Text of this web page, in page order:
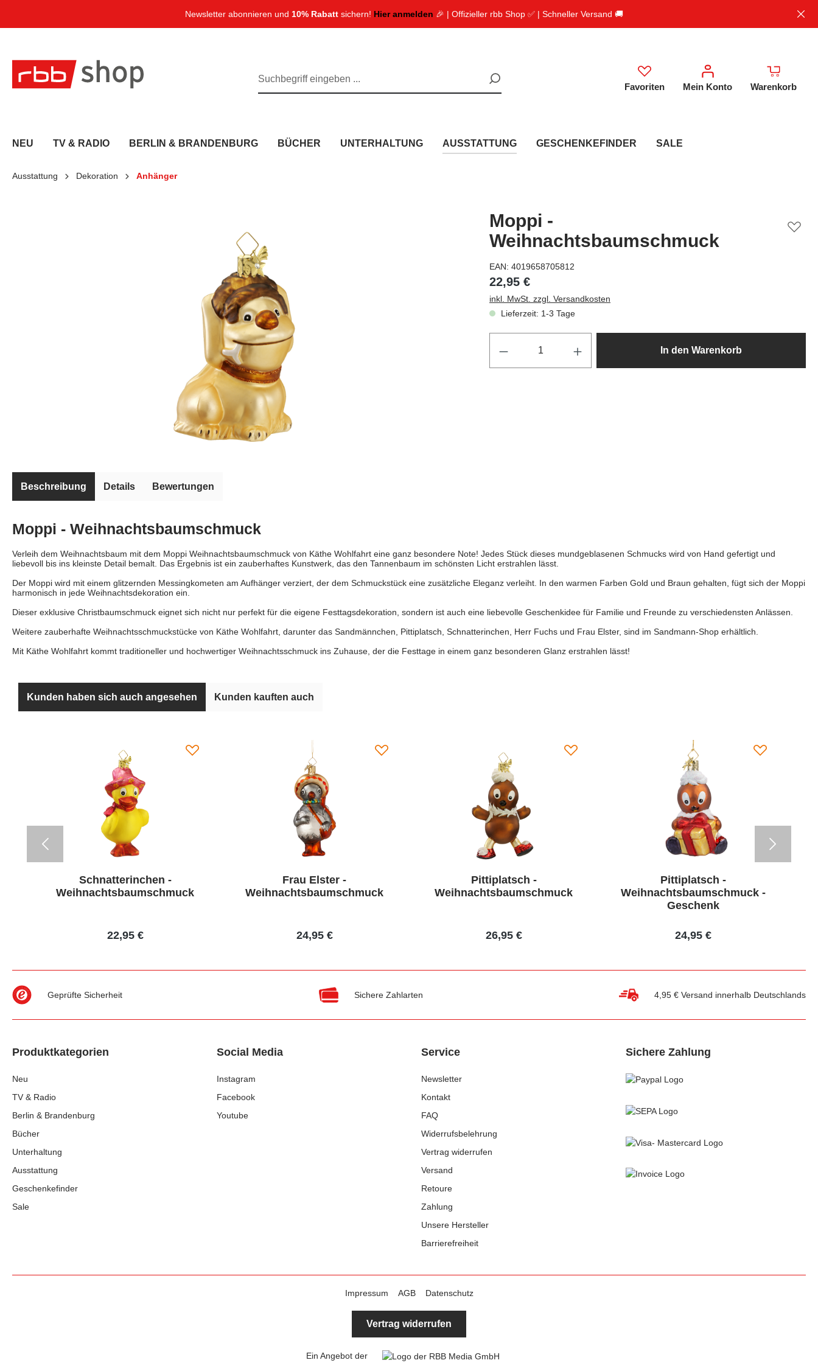
Newsletter abonnieren und 10% Rabatt sichern! Hier anmelden 🎉 | Offizieller rbb Shop ✅ | Schneller Versand 🚚
Favoriten Mein Konto Warenkorb
NEU TV & RADIO BERLIN & BRANDENBURG BÜCHER UNTERHALTUNG AUSSTATTUNG GESCHENKEFINDER SALE
Ausstattung Dekoration Anhänger
Moppi -
Weihnachtsbaumschmuck
EAN: 4019658705812
22,95 €
inkl. MwSt. zzgl. Versandkosten
Lieferzeit: 1-3 Tage
Produkt Anzahl: Gib den
In den Warenkorb
Beschreibung Details Bewertungen
Moppi - Weihnachtsbaumschmuck
Verleih dem Weihnachtsbaum mit dem Moppi Weihnachtsbaumschmuck von Käthe Wohlfahrt eine ganz besondere Note! Jedes Stück dieses mundgeblasenen Schmucks wird von Hand gefertigt und
liebevoll bis ins kleinste Detail bemalt. Das Ergebnis ist ein zauberhaftes Kunstwerk, das den Tannenbaum im schönsten Licht erstrahlen lässt.
Der Moppi wird mit einem glitzernden Messingkometen am Aufhänger verziert, der dem Schmuckstück eine zusätzliche Eleganz verleiht. In den warmen Farben Gold und Braun gehalten, fügt sich der Moppi
harmonisch in jede Weihnachtsdekoration ein.
Dieser exklusive Christbaumschmuck eignet sich nicht nur perfekt für die eigene Festtagsdekoration, sondern ist auch eine liebevolle Geschenkidee für Familie und Freunde zu verschiedensten Anlässen.
Weitere zauberhafte Weihnachtsschmuckstücke von Käthe Wohlfahrt, darunter das Sandmännchen, Pittiplatsch, Schnatterinchen, Herr Fuchs und Frau Elster, sind im Sandmann-Shop erhältlich.
Mit Käthe Wohlfahrt kommt traditioneller und hochwertiger Weihnachtsschmuck ins Zuhause, der die Festtage in einem ganz besonderen Glanz erstrahlen lässt!
Kunden haben sich auch angesehen Kunden kauften auch
Schnatterinchen -
Weihnachtsbaumschmuck
22,95 €
Frau Elster -
Weihnachtsbaumschmuck
24,95 €
Pittiplatsch -
Weihnachtsbaumschmuck
26,95 €
Pittiplatsch -
Weihnachtsbaumschmuck -
Geschenk
24,95 €
Geprüfte Sicherheit Sichere Zahlarten 4,95 € Versand innerhalb Deutschlands
Produktkategorien
Neu
TV & Radio
Berlin & Brandenburg
Bücher
Unterhaltung
Ausstattung
Geschenkefinder
Sale
Social Media
Instagram
Facebook
Youtube
Service
Newsletter
Kontakt
FAQ
Widerrufsbelehrung
Vertrag widerrufen
Versand
Retoure
Zahlung
Unsere Hersteller
Barrierefreiheit
Sichere Zahlung
Ein Angebot der
Impressum AGB Datenschutz
Vertrag widerrufen